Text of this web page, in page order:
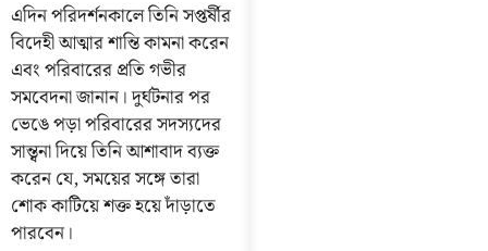
এদিন পরিদর্শনকালে তিনি সপ্তর্ষীর
বিদেহী আত্মার শান্তি কামনা করেন
এবং পরিবারের প্রতি গভীর
সমবেদনা জানান। দুর্ঘটনার পর
ভেঙে পড়া পরিবারের সদস্যদের
সান্ত্বনা দিয়ে তিনি আশাবাদ ব্যক্ত
করেন যে, সময়ের সঙ্গে তারা
শোক কাটিয়ে শক্ত হয়ে দাঁড়াতে
পারবেন।